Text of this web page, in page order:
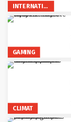
INTERNATIONAL
GAMING
CLIMAT